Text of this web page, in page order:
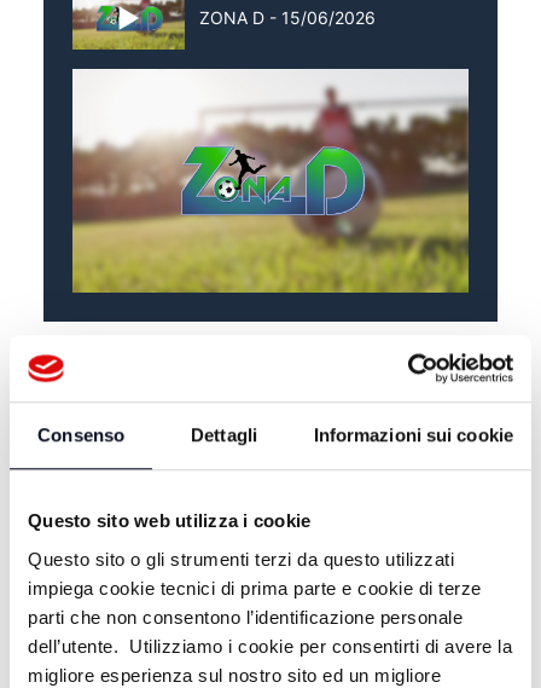
Consenso Dettagli Informazioni sui cookie
Questo sito web utilizza i cookie
Questo sito o gli strumenti terzi da questo utilizzati
impiega cookie tecnici di prima parte e cookie di terze
parti che non consentono l’identificazione personale
dell’utente. Utilizziamo i cookie per consentirti di avere la
migliore esperienza sul nostro sito ed un migliore
ZONA D - 15/06/2026
ALTRE NOTIZIE TUTTE LE NOTIZIE